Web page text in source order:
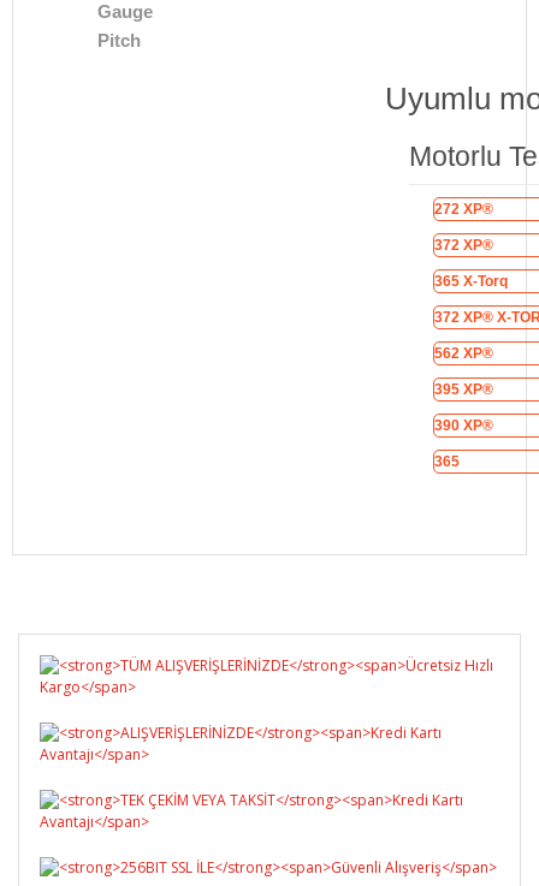
Gauge
Pitch
Uyumlu
Motorlu
272 XP®
372 XP®
365 X-Torq
372 XP® X-
562 XP®
395 XP®
390 XP®
365
Yorum Yaz